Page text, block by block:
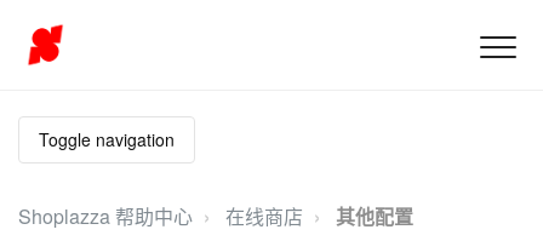
Toggle navigation
Shoplazza 帮助中心 在线商店 其他配置